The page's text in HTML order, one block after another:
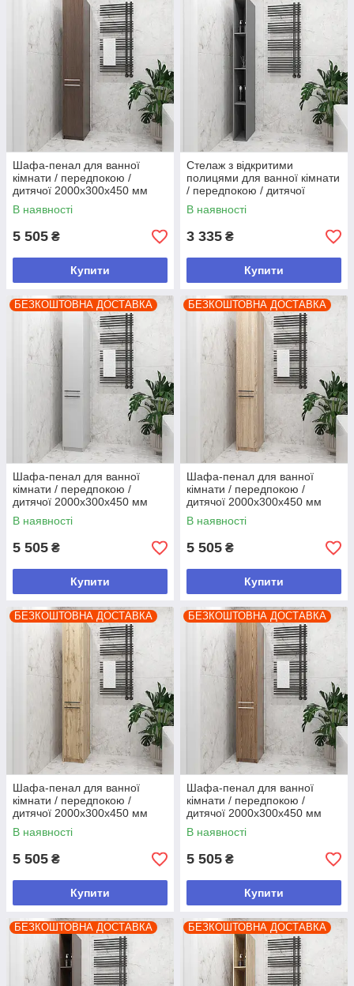
Шафа-пенал для ванної
кімнати / передпокою /
дитячої 2000х300х450 мм
Венге Магія
В наявності
5 505 ₴
Купити
Стелаж з відкритими
полицями для ванної кімнати
/ передпокою / дитячої
2000х200х450 мм Антрацит
В наявності
3 335 ₴
Купити
БЕЗКОШТОВНА ДОСТАВКА
Шафа-пенал для ванної
кімнати / передпокою /
дитячої 2000х300х450 мм
Сірий
В наявності
5 505 ₴
Купити
БЕЗКОШТОВНА ДОСТАВКА
Шафа-пенал для ванної
кімнати / передпокою /
дитячої 2000х300х450 мм
Дуб Сонома
В наявності
5 505 ₴
Купити
БЕЗКОШТОВНА ДОСТАВКА
Шафа-пенал для ванної
кімнати / передпокою /
дитячої 2000х300х450 мм
Дуб Тахо
В наявності
5 505 ₴
Купити
БЕЗКОШТОВНА ДОСТАВКА
Шафа-пенал для ванної
кімнати / передпокою /
дитячої 2000х300х450 мм
Дуб Родос
В наявності
5 505 ₴
Купити
БЕЗКОШТОВНА ДОСТАВКА БЕЗКОШТОВНА ДОСТАВКА